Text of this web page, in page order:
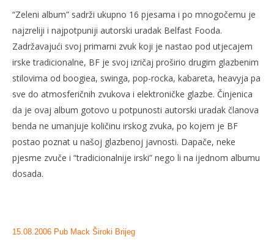
“Zeleni album” sadrži ukupno 16 pjesama i po mnogočemu je
najzreliji i najpotpuniji autorski uradak Belfast Fooda.
Zadržavajući svoj primarni zvuk koji je nastao pod utjecajem
irske tradicionalne, BF je svoj izričaj proširio drugim glazbenim
stilovima od boogiea, swinga, pop-rocka, kabareta, heavyja pa
sve do atmosferičnih zvukova i elektroničke glazbe. Činjenica
da je ovaj album gotovo u potpunosti autorski uradak članova
benda ne umanjuje količinu irskog zvuka, po kojem je BF
postao poznat u našoj glazbenoj javnosti. Dapače, neke
pjesme zvuče i “tradicionalnije irski” nego li na ijednom albumu
dosada.
15.08.2006 Pub Mack Široki Brijeg